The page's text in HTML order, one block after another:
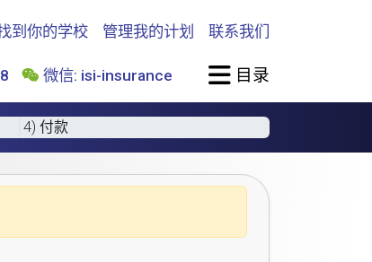
到你的学校 管理我的计划 联系我们
微信: isi-insurance 目录
4) 付款